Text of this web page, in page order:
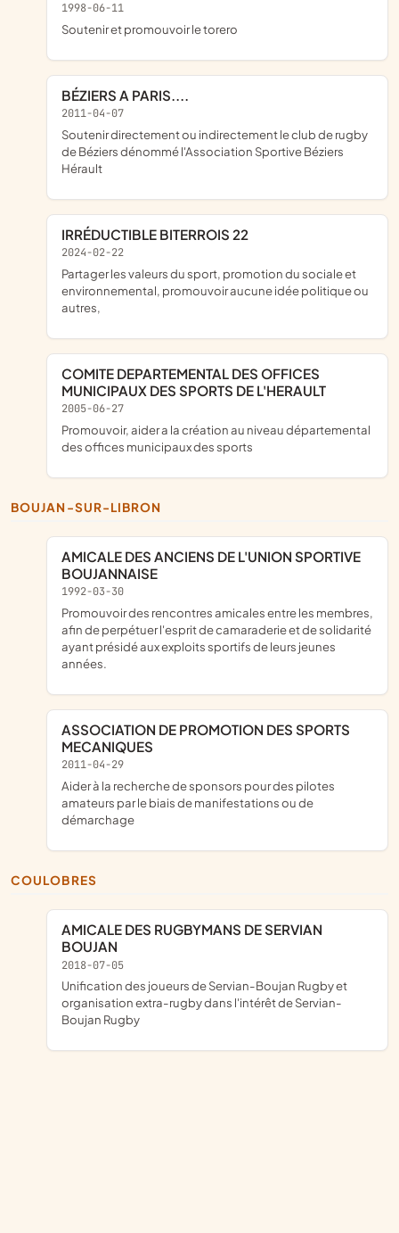
1998-06-11
soutenir et promouvoir le torero
BÉZIERS A PARIS....
2011-04-07
soutenir directement ou indirectement le club de rugby
de Béziers dénommé l'Association Sportive Béziers
Hérault
IRRÉDUCTIBLE BITERROIS 22
2024-02-22
partager les valeurs du sport, promotion du sociale et
environnemental, promouvoir aucune idée politique ou
autres,
COMITE DEPARTEMENTAL DES OFFICES
MUNICIPAUX DES SPORTS DE L'HERAULT
2005-06-27
promouvoir, aider a la création au niveau départemental
des offices municipaux des sports
BOUJAN-SUR-LIBRON
AMICALE DES ANCIENS DE L'UNION SPORTIVE
BOUJANNAISE
1992-03-30
Promouvoir des rencontres amicales entre les membres,
afin de perpétuer l'esprit de camaraderie et de solidarité
ayant présidé aux exploits sportifs de leurs jeunes
années.
ASSOCIATION DE PROMOTION DES SPORTS
MECANIQUES
2011-04-29
aider à la recherche de sponsors pour des pilotes
amateurs par le biais de manifestations ou de
démarchage
COULOBRES
AMICALE DES RUGBYMANS DE SERVIAN
BOUJAN
2018-07-05
unification des joueurs de Servian-Boujan Rugby et
organisation extra-rugby dans l'intérêt de Servian-
Boujan Rugby